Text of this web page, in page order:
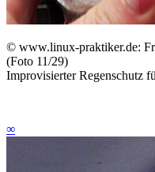
© www.linux-praktiker.de:
(Foto 11/29)
Improvisierter Regenschutz
∞